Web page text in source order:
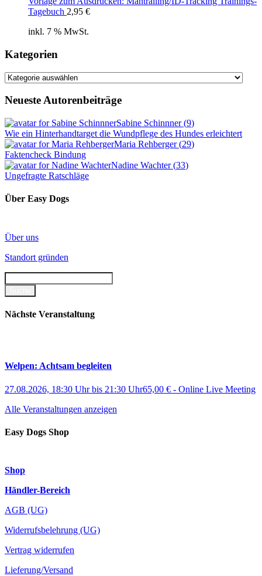
Tagebuch 2,95 €
inkl. 7 % MwSt.
Kategorien
Kategorien
Neueste Autorenbeiträge
Sabine Schinnner(9)
Wie ein Hinterhandtarget die Wundpflege des Hundes erleichtert
Maria Rehberger(29)
Faktencheck Bindung
Nadine Wachter(33)
Ungefragte Ratschläge
Über Easy Dogs
Über uns
Standort gründen
Nächste Veranstaltung
Welpen: Achtsam begleiten
27.08.2026, 18:30 Uhrbis 21:30 Uhr65,00 € - Online Live Meeting
Alle Veranstaltungen anzeigen
Easy Dogs Shop
Shop
Händler-Bereich
AGB (UG)
Widerrufsbelehrung (UG)
Vertrag widerrufen
Lieferung/Versand